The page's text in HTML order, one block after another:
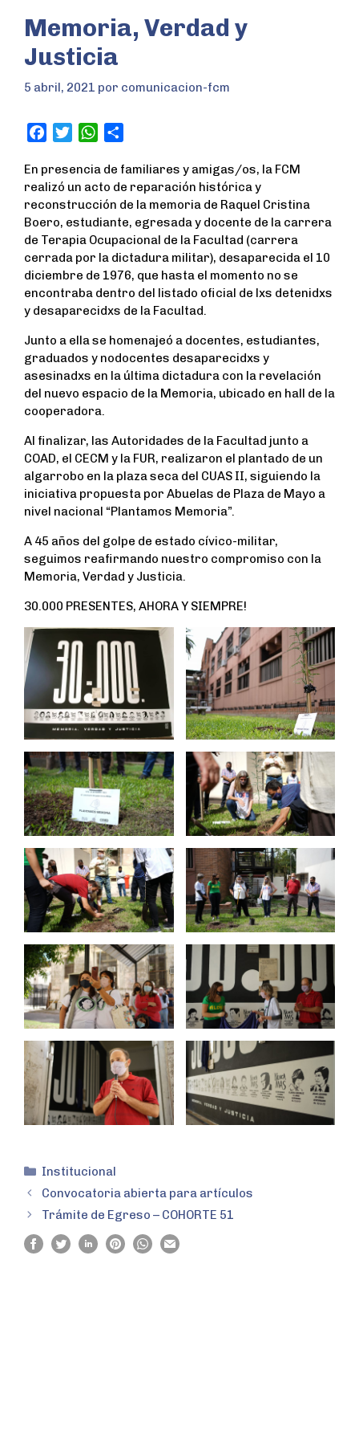
Memoria, Verdad y
Justicia
5 abril, 2021 por comunicacion-fcm
c
e
b
o
o
i
t
t
e
r
W
a
t
s
A
p
p
a
r
e
En presencia de familiares y amigas/os, la FCM
realizó un acto de reparación histórica y
reconstrucción de la memoria de Raquel Cristina
Boero, estudiante, egresada y docente de la carrera
de Terapia Ocupacional de la Facultad (carrera
cerrada por la dictadura militar), desaparecida el 10
diciembre de 1976, que hasta el momento no se
encontraba dentro del listado oficial de lxs detenidxs
y desaparecidxs de la Facultad.
Junto a ella se homenajeó a docentes, estudiantes,
graduados y nodocentes desaparecidxs y
asesinadxs en la última dictadura con la revelación
del nuevo espacio de la Memoria, ubicado en hall de la
cooperadora.
Al finalizar, las Autoridades de la Facultad junto a
COAD, el CECM y la FUR, realizaron el plantado de un
algarrobo en la plaza seca del CUAS II, siguiendo la
iniciativa propuesta por Abuelas de Plaza de Mayo a
nivel nacional “Plantamos Memoria”.
A 45 años del golpe de estado cívico-militar,
seguimos reafirmando nuestro compromiso con la
Memoria, Verdad y Justicia.
30.000 PRESENTES, AHORA Y SIEMPRE!
Institucional
Convocatoria abierta para artículos
Trámite de Egreso – COHORTE 51